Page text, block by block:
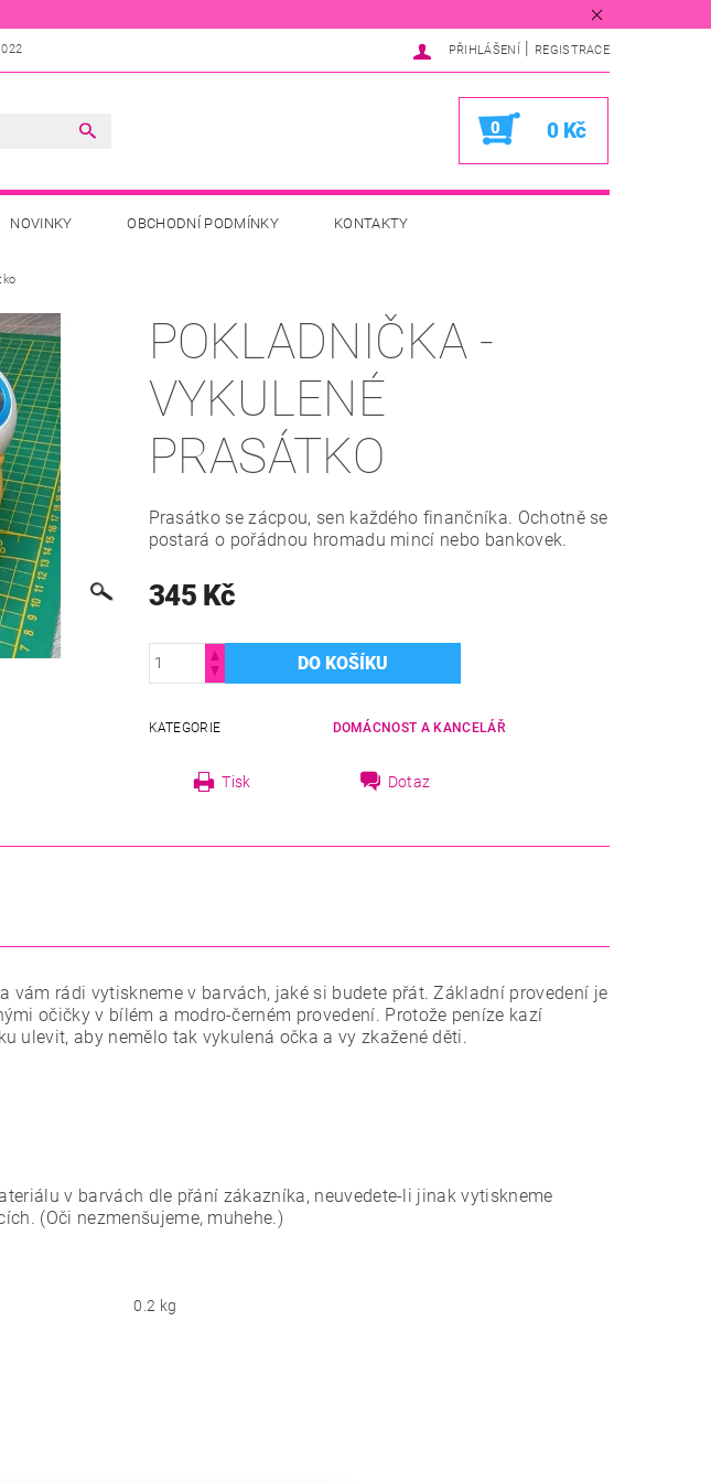
PŘIHLÁŠENÍ REGISTRACE
0 0 Kč
NOVINKY OBCHODNÍ PODMÍNKY KONTAKTY
POKLADNIČKA -
VYKULENÉ
PRASÁTKO
Prasátko se zácpou, sen každého finančníka. Ochotně se
postará o pořádnou hromadu mincí nebo bankovek.
345 Kč
KATEGORIE DOMÁCNOST A KANCELÁŘ
Tisk Dotaz
rádi vytiskneme v barvách, jaké si budete přát. Základní provedení je
očičky v bílém a modro-černém provedení. Protože peníze kazí
ulevit, aby nemělo tak vykulená očka a vy zkažené děti.
v barvách dle přání zákazníka, neuvedete-li jinak vytiskneme
(Oči nezmenšujeme, muhehe.)
0.2 kg